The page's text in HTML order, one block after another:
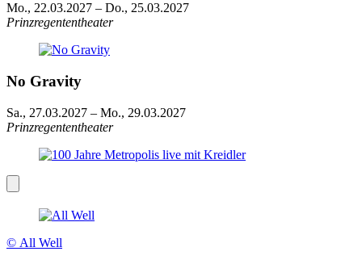
Mo., 22.03.2027 – Do., 25.03.2027
Prinzregententheater
No Gravity
Sa., 27.03.2027 – Mo., 29.03.2027
Prinzregententheater
© All Well